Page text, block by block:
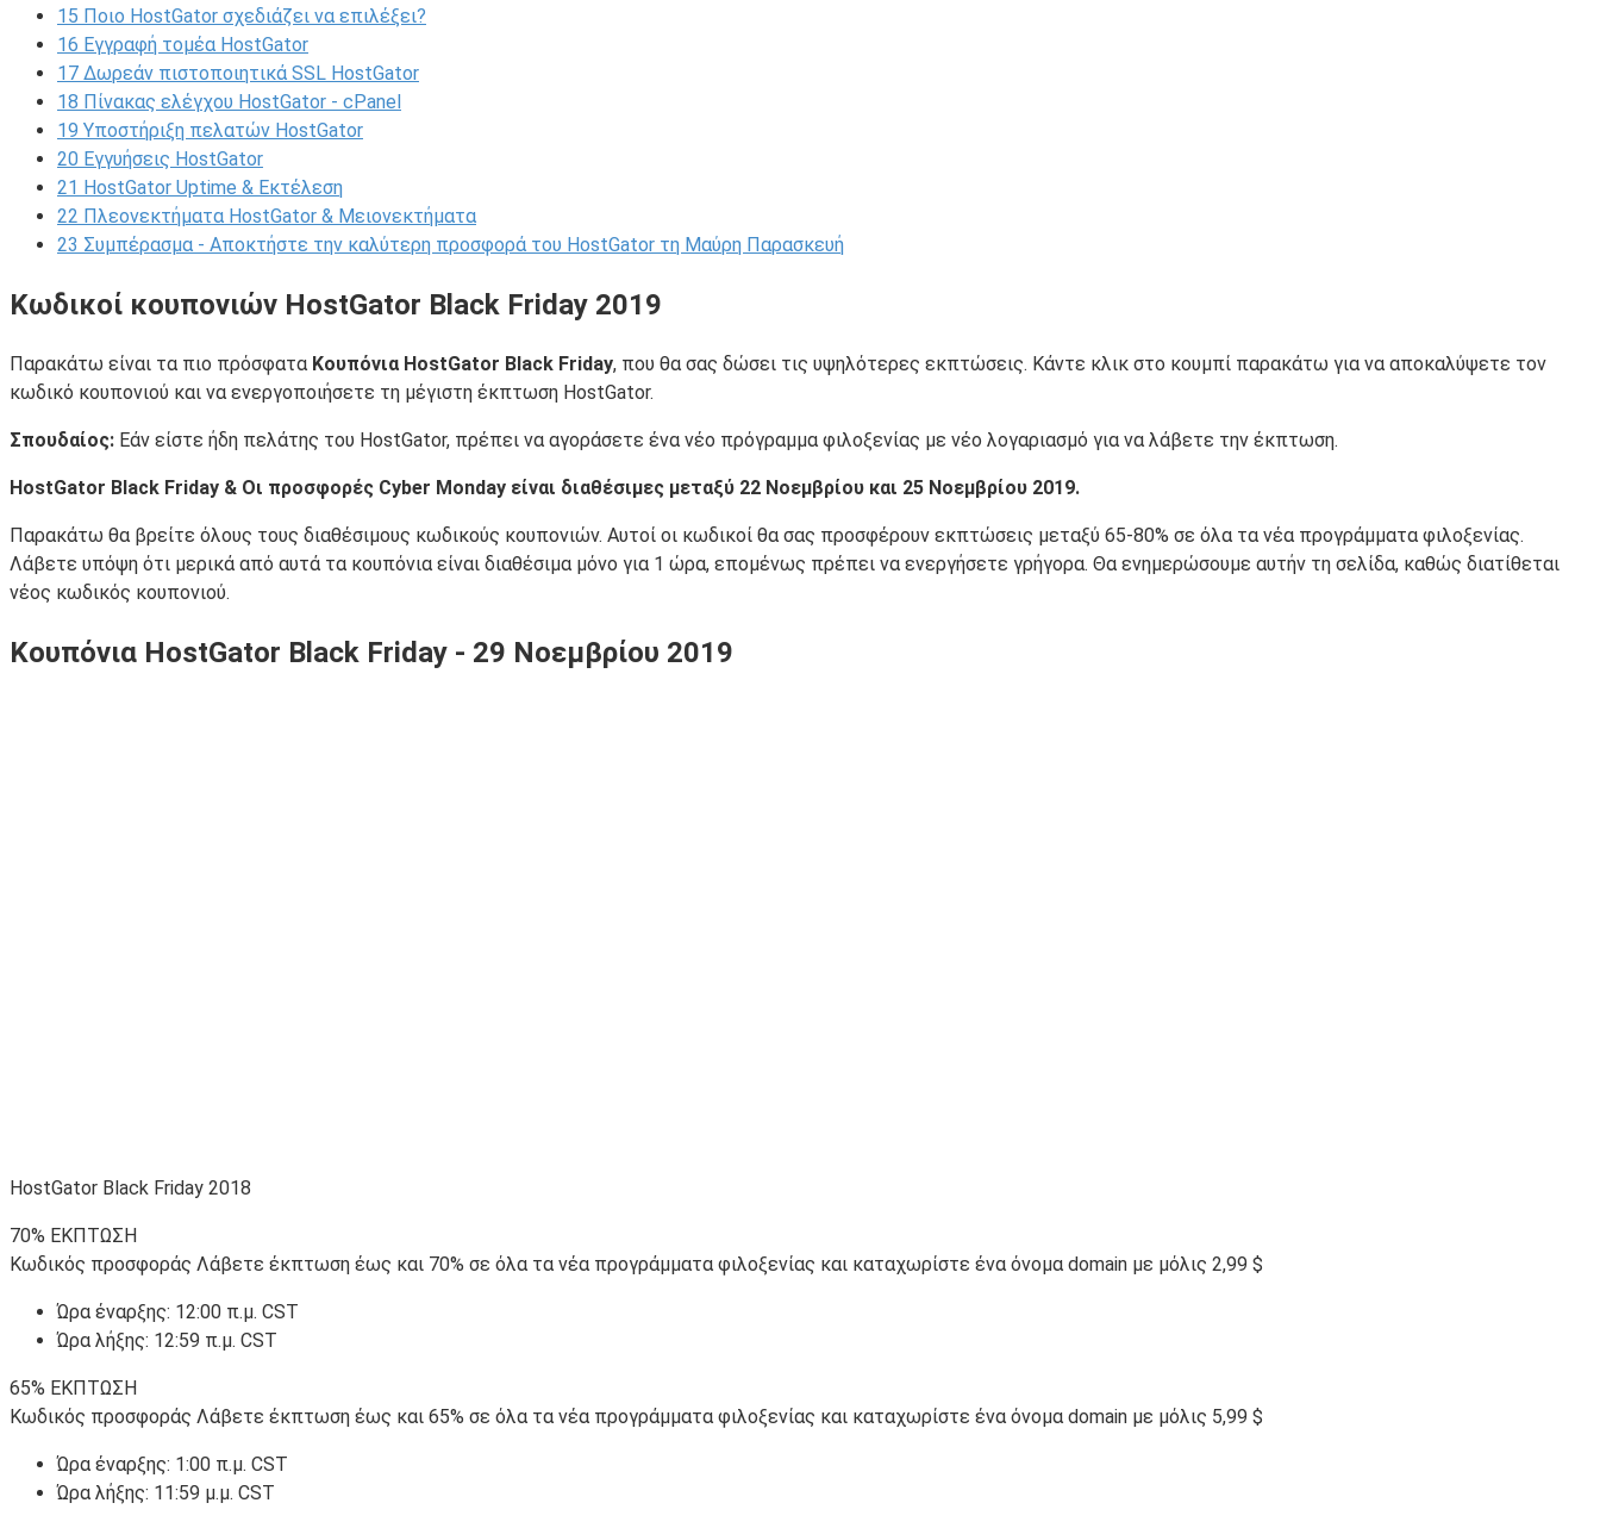
15 Ποιο HostGator σχεδιάζει να επιλέξει?
16 Εγγραφή τομέα HostGator
17 Δωρεάν πιστοποιητικά SSL HostGator
18 Πίνακας ελέγχου HostGator - cPanel
19 Υποστήριξη πελατών HostGator
20 Εγγυήσεις HostGator
21 HostGator Uptime & Εκτέλεση
22 Πλεονεκτήματα HostGator & Μειονεκτήματα
23 Συμπέρασμα - Αποκτήστε την καλύτερη προσφορά του HostGator τη Μαύρη Παρασκευή
Κωδικοί κουπονιών HostGator Black Friday 2019
Παρακάτω είναι τα πιο πρόσφατα Κουπόνια HostGator Black Friday, που θα σας δώσει τις υψηλότερες εκπτώσεις. Κάντε κλικ στο κουμπί παρακάτω για να αποκαλύψετε τον
κωδικό κουπονιού και να ενεργοποιήσετε τη μέγιστη έκπτωση HostGator.
Σπουδαίος: Εάν είστε ήδη πελάτης του HostGator, πρέπει να αγοράσετε ένα νέο πρόγραμμα φιλοξενίας με νέο λογαριασμό για να λάβετε την έκπτωση.
HostGator Black Friday & Οι προσφορές Cyber ​​Monday είναι διαθέσιμες μεταξύ 22 Νοεμβρίου και 25 Νοεμβρίου 2019.
Παρακάτω θα βρείτε όλους τους διαθέσιμους κωδικούς κουπονιών. Αυτοί οι κωδικοί θα σας προσφέρουν εκπτώσεις μεταξύ 65-80% σε όλα τα νέα προγράμματα φιλοξενίας.
Λάβετε υπόψη ότι μερικά από αυτά τα κουπόνια είναι διαθέσιμα μόνο για 1 ώρα, επομένως πρέπει να ενεργήσετε γρήγορα. Θα ενημερώσουμε αυτήν τη σελίδα, καθώς διατίθεται
νέος κωδικός κουπονιού.
Κουπόνια HostGator Black Friday - 29 Νοεμβρίου 2019
HostGator Black Friday 2018
70% ΕΚΠΤΩΣΗ
Κωδικός προσφοράς Λάβετε έκπτωση έως και 70% σε όλα τα νέα προγράμματα φιλοξενίας και καταχωρίστε ένα όνομα domain με μόλις 2,99 $
Ώρα έναρξης: 12:00 π.μ. CST
Ώρα λήξης: 12:59 π.μ. CST
65% ΕΚΠΤΩΣΗ
Κωδικός προσφοράς Λάβετε έκπτωση έως και 65% σε όλα τα νέα προγράμματα φιλοξενίας και καταχωρίστε ένα όνομα domain με μόλις 5,99 $
Ώρα έναρξης: 1:00 π.μ. CST
Ώρα λήξης: 11:59 μ.μ. CST